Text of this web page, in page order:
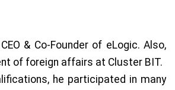
& Co-Founder of eLogic. Also,
of foreign affairs at Cluster BIT.
he participated in many